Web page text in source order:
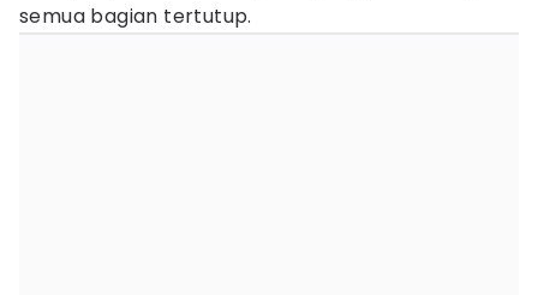
semua bagian tertutup.